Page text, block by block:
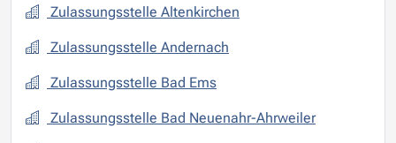
Zulassungsstelle Altenkirchen
Zulassungsstelle Andernach
Zulassungsstelle Bad Ems
Zulassungsstelle Bad Neuenahr-Ahrweiler